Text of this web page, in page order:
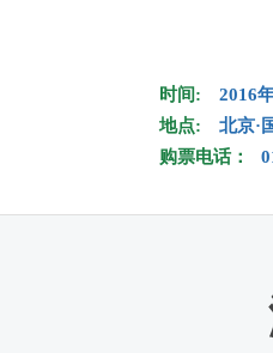
时间:
2016
地点:
北京·
购票电话：